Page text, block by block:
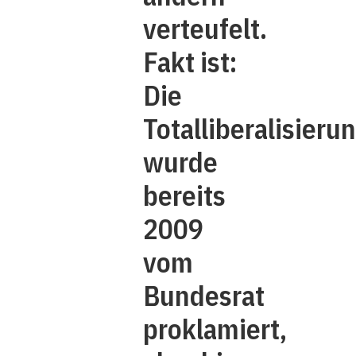
verteufelt.
Fakt ist:
Die
wurde
bereits
2009
vom
Bundesrat
proklamiert,